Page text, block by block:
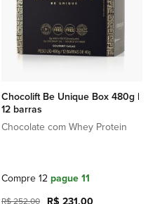
Chocolift Be Unique Box 480g |
12 barras
Chocolate com Whey Protein
Compre 12 pague 11
R$ 231,00
R$ 252,00